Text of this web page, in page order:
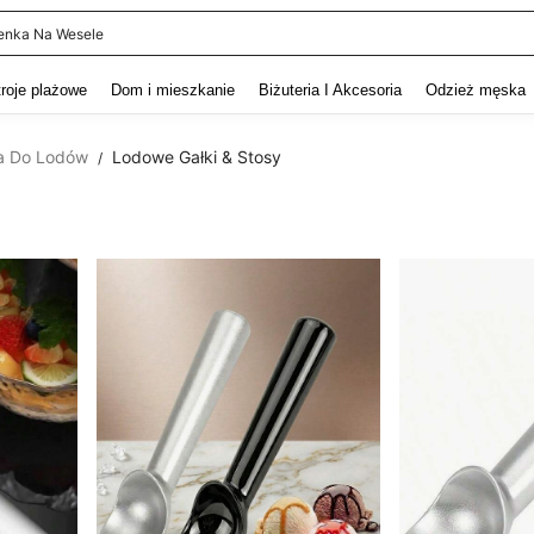
Męski
plażowe Dom i mieszkanie Biżuteria I Akcesoria Odzież męska
Do Lodów / Lodowe Gałki & Stosy